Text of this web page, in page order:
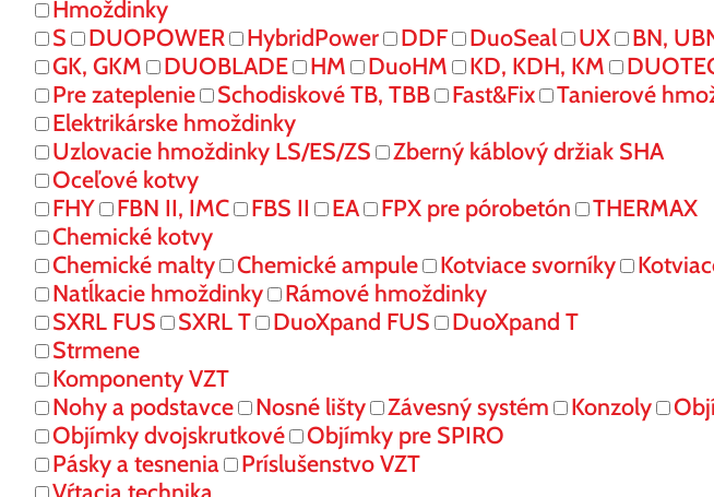
Hmoždinky
S
DUOPOWER HybridPower DDF DuoSeal UX BN,
GK, GKM
DUOBLADE HM DuoHM KD, KDH, KM
Pre zateplenie
Schodiskové TB, TBB Fast&Fix
Tanierové
Elektrikárske hmoždinky
Uzlovacie hmoždinky LS/ES/ZS
Zberný káblový držiak SHA
Oceľové kotvy
FHY
FBN II, IMC FBS II EA FPX pre pórobetón
THERMAX
Chemické kotvy
Chemické malty
Chemické ampule Kotviace svorníky
Natĺkacie hmoždinky
Rámové hmoždinky
SXRL FUS
SXRL T DuoXpand FUS
DuoXpand T
Strmene
Komponenty VZT
Nohy a podstavce
Nosné lišty Závesný systém Konzoly
Objímky dvojskrutkové
Objímky pre SPIRO
Pásky a tesnenia
Príslušenstvo VZT
Vŕtacia technika